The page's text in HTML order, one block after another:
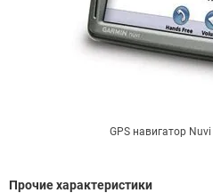
GPS навигатор
Прочие характеристики